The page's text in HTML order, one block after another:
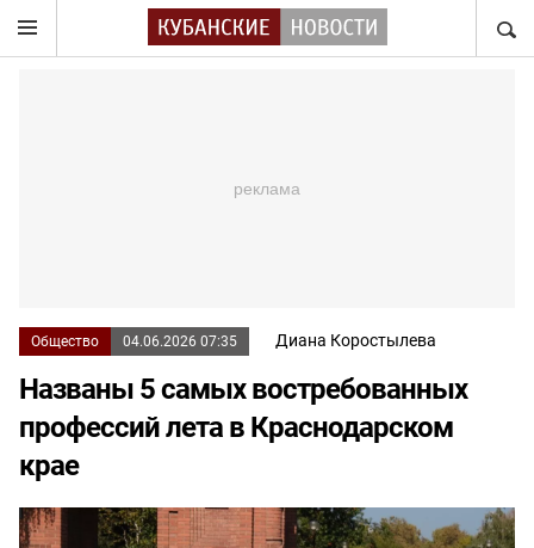
Общество 04.06.2026 07:35 Диана Коростылева
Названы 5 самых востребованных
профессий лета в Краснодарском
крае